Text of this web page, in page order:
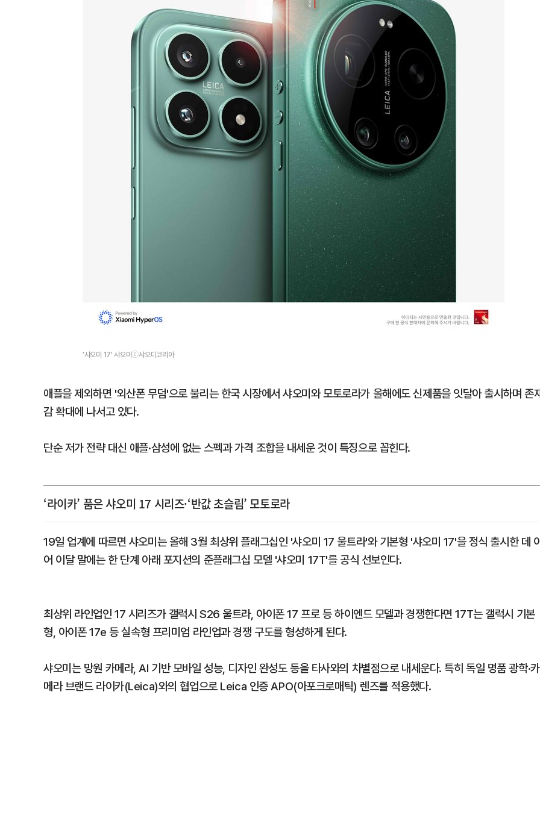
'샤오미 17' 샤오미ⓒ샤오미코리아
애플을 제외하면 '외산폰 무덤'으로 불리는 한국 시장에서 샤오미와 모토로라가 올해에도 신제품을 잇달아 출시하며 존
감 확대에 나서고 있다.
단순 저가 전략 대신 애플·삼성에 없는 스펙과 가격 조합을 내세운 것이 특징으로 꼽힌다.
‘라이카’ 품은 샤오미 17 시리즈·‘반값 초슬림’ 모토로라
19일 업계에 따르면 샤오미는 올해 3월 최상위 플래그십인 '샤오미 17 울트라'와 기본형 '샤오미 17'을 정식 출시한 데
어 이달 말에는 한 단계 아래 포지션의 준플래그십 모델 '샤오미 17T'를 공식 선보인다.
최상위 라인업인 17 시리즈가 갤럭시 S26 울트라, 아이폰 17 프로 등 하이엔드 모델과 경쟁한다면 17T는 갤럭시 기본
형, 아이폰 17e 등 실속형 프리미엄 라인업과 경쟁 구도를 형성하게 된다.
샤오미는 망원 카메라, AI 기반 모바일 성능, 디자인 완성도 등을 타사와의 차별점으로 내세운다. 특히 독일 명품 광학·카
메라 브랜드 라이카(Leica)와의 협업으로 Leica 인증 APO(아포크로매틱) 렌즈를 적용했다.